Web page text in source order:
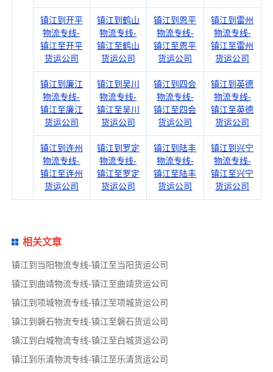
镇江到开平
物流专线-
镇江至开平
货运公司
镇江到鹤山
物流专线-
镇江至鹤山
货运公司
镇江到恩平
物流专线-
镇江至恩平
货运公司
镇江到雷州
物流专线-
镇江至雷州
货运公司
镇江到廉江
物流专线-
镇江至廉江
货运公司
镇江到吴川
物流专线-
镇江至吴川
货运公司
镇江到四会
物流专线-
镇江至四会
货运公司
镇江到英德
物流专线-
镇江至英德
货运公司
镇江到连州
物流专线-
镇江至连州
货运公司
镇江到罗定
物流专线-
镇江至罗定
货运公司
镇江到陆丰
物流专线-
镇江至陆丰
货运公司
镇江到兴宁
物流专线-
镇江至兴宁
货运公司
相关文章
镇江到当阳物流专线-镇江至当阳货运公司
镇江到曲靖物流专线-镇江至曲靖货运公司
镇江到项城物流专线-镇江至项城货运公司
镇江到磐石物流专线-镇江至磐石货运公司
镇江到白城物流专线-镇江至白城货运公司
镇江到乐清物流专线-镇江至乐清货运公司